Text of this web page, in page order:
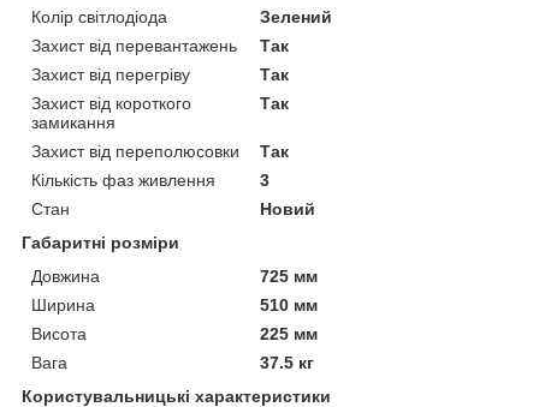
Колір світлодіода
Зелений
Захист від перевантажень
Так
Захист від перегріву
Так
Захист від короткого
замикання
Так
Захист від переполюсовки
Так
Кількість фаз живлення
3
Стан
Новий
Габаритні розміри
Довжина
725 мм
Ширина
510 мм
Висота
225 мм
Вага
37.5 кг
Користувальницькі характеристики